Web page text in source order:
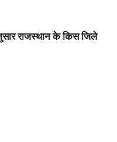
राजस्थान के किस जिले